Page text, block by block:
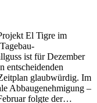
El Tigre im
ist für Dezember
entscheidenden
glaubwürdig. Im
Abbaugenehmigung –
folgte der…